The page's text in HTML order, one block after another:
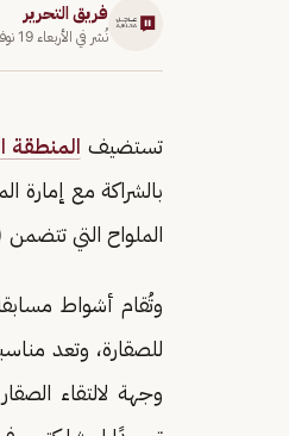
فريق التحرير
نُشر في الأربعاء 19 نوفمبر 2025
تستضيف المنطقة
بالشراكة مع إمارة
الملواح التي تتضمن (48) شوطًا مخصصة للصقارين المحليين، بجوائز إجمالية تتجاوز (10) ملايين
وتُقام أشواط
للصقارة، وتعد
وجهة لالتقاء